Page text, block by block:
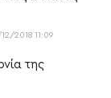
2018 11:09
της